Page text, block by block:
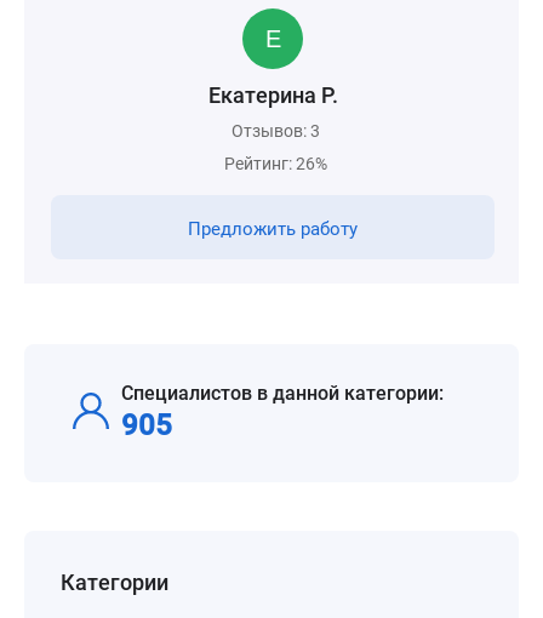
Екатерина Р.
Отзывов: 3
Рейтинг: 26%
Предложить работу
Специалистов в данной категории:
905
Категории